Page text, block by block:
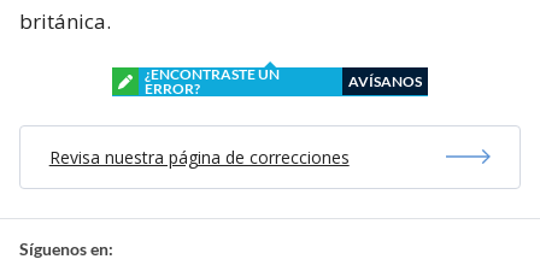
británica.
¿ENCONTRASTE UN
ERROR?
AVÍSANOS
Revisa nuestra página de correcciones
Síguenos en: